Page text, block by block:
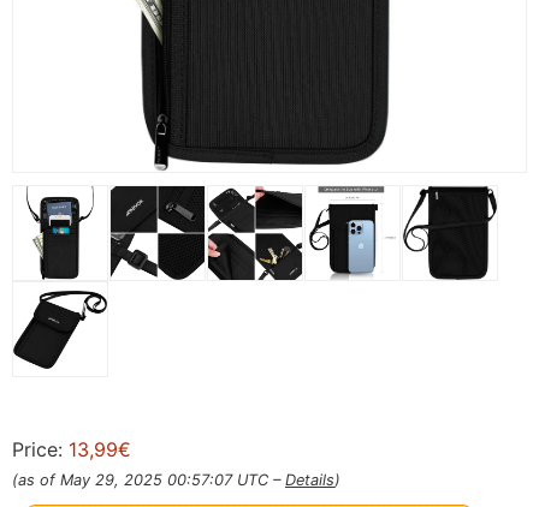
Price: 13,99€
(as of May 29, 2025 00:57:07 UTC – Details)